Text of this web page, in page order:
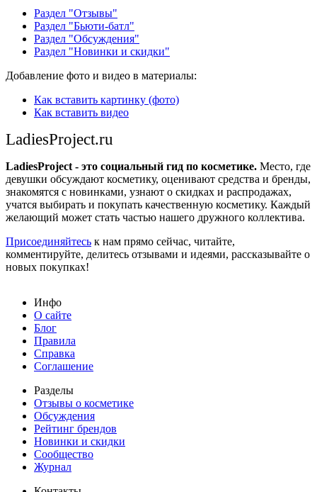
Раздел "Отзывы"
Раздел "Бьюти-батл"
Раздел "Обсуждения"
Раздел "Новинки и скидки"
Добавление фото и видео в материалы:
Как вставить картинку (фото)
Как вставить видео
LadiesProject.ru
LadiesProject - это социальный гид по косметике. Место, где
девушки обсуждают косметику, оценивают средства и бренды,
знакомятся с новинками, узнают о скидках и распродажах,
учатся выбирать и покупать качественную косметику. Каждый
желающий может стать частью нашего дружного коллектива.
Присоединяйтесь к нам прямо сейчас, читайте,
комментируйте, делитесь отзывами и идеями, рассказывайте о
новых покупках!
Инфо
О сайте
Блог
Правила
Справка
Соглашение
Разделы
Отзывы о косметике
Обсуждения
Рейтинг брендов
Новинки и скидки
Сообщество
Журнал